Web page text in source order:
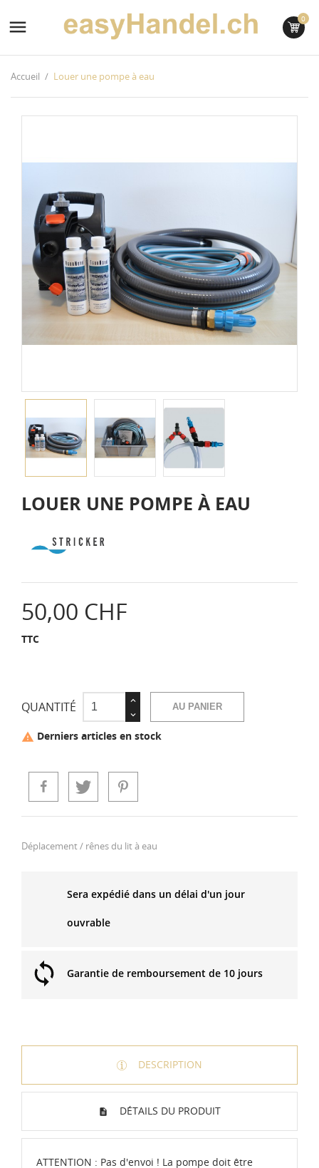
 0
Accueil Louer une pompe à eau
LOUER UNE POMPE À EAU
50,00 CHF
TTC
QUANTITÉ AU PANIER
 Derniers articles en stock
Déplacement / rênes du lit à eau
Sera expédié dans un délai d'un jour
ouvrable
Garantie de remboursement de 10 jours
DESCRIPTION
DÉTAILS DU PRODUIT
ATTENTION : Pas d'envoi ! La pompe doit être